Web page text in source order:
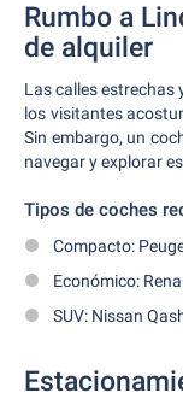
Rumbo a
de alquiler
Las calles estrechas
los visitantes
Sin embargo, un
navegar y explorar
Tipos de coches
Compacto:
Económico:
SUV: Nissan